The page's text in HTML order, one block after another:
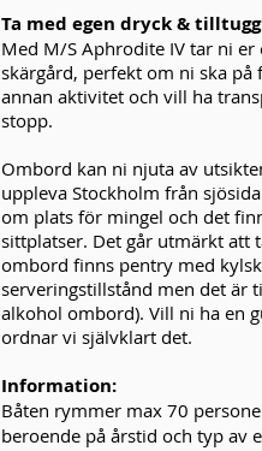
Ta med egen dryck & tilltugg
Med M/S Aphrodite IV tar ni
skärgård, perfekt om ni ska
annan aktivitet och vill ha
stopp.
Ombord kan ni njuta av
uppleva Stockholm från
om plats för mingel och det
sittplatser. Det går utmärkt att
ombord finns pentry med
serveringstillstånd men det är
alkohol ombord). Vill ni ha en
ordnar vi självklart det.
Information:
Båten rymmer max 70
beroende på årstid och typ av